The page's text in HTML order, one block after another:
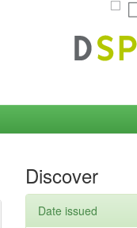
Discover
Date issued